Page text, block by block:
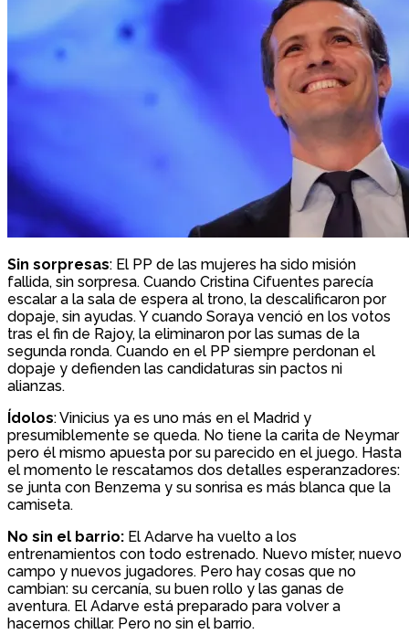
Sin sorpresas: El PP de las mujeres ha sido misión
fallida, sin sorpresa. Cuando Cristina Cifuentes parecía
escalar a la sala de espera al trono, la descalificaron por
dopaje, sin ayudas. Y cuando Soraya venció en los votos
tras el fin de Rajoy, la eliminaron por las sumas de la
segunda ronda. Cuando en el PP siempre perdonan el
dopaje y defienden las candidaturas sin pactos ni
alianzas.
Ídolos: Vinicius ya es uno más en el Madrid y
presumiblemente se queda. No tiene la carita de Neymar
pero él mismo apuesta por su parecido en el juego. Hasta
el momento le rescatamos dos detalles esperanzadores:
se junta con Benzema y su sonrisa es más blanca que la
camiseta.
No sin el barrio: El Adarve ha vuelto a los
entrenamientos con todo estrenado. Nuevo míster, nuevo
campo y nuevos jugadores. Pero hay cosas que no
cambian: su cercanía, su buen rollo y las ganas de
aventura. El Adarve está preparado para volver a
hacernos chillar. Pero no sin el barrio.